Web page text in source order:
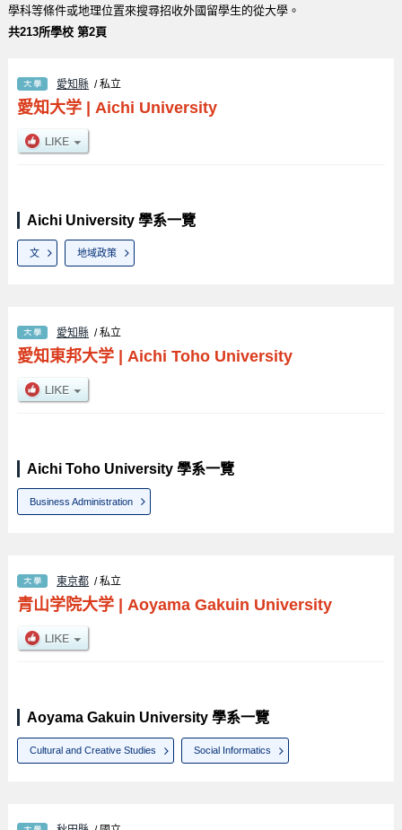
學科等條件或地理位置來搜尋招收外國留學生的從大學。
共213所學校 第2頁
愛知縣 / 私立
愛知大学| Aichi University
Aichi University 學系一覽
文 地域政策
愛知縣 / 私立
愛知東邦大学| Aichi Toho University
Aichi Toho University 學系一覽
Business Administration
東京都 / 私立
青山学院大学| Aoyama Gakuin University
Aoyama Gakuin University 學系一覽
Cultural and Creative Studies Social Informatics